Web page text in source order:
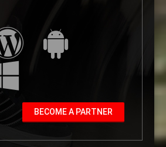
BECOME A PARTNER